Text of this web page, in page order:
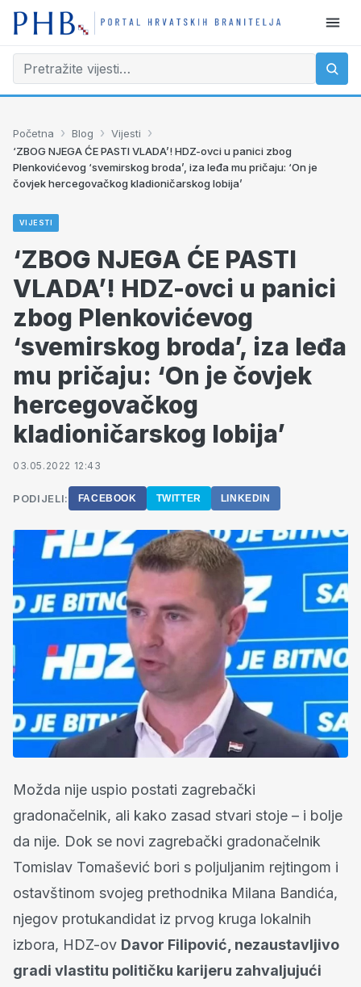
Početna › Blog › Vijesti ›
‘ZBOG NJEGA ĆE PASTI VLADA’! HDZ-ovci u panici zbog
Plenkovićevog ‘svemirskog broda’, iza leđa mu pričaju: ‘On je
čovjek hercegovačkog kladioničarskog lobija’
VIJESTI
‘ZBOG NJEGA ĆE PASTI
VLADA’! HDZ-ovci u panici
zbog Plenkovićevog
‘svemirskog broda’, iza leđa
mu pričaju: ‘On je čovjek
hercegovačkog
kladioničarskog lobija’
03.05.2022 12:43
PODIJELI: FACEBOOK TWITTER LINKEDIN
Možda nije uspio postati zagrebački
gradonačelnik, ali kako zasad stvari stoje – i bolje
da nije. Dok se novi zagrebački gradonačelnik
Tomislav Tomašević bori s poljuljanim rejtingom i
ostavštinom svojeg prethodnika Milana Bandića,
njegov protukandidat iz prvog kruga lokalnih
izbora, HDZ-ov Davor Filipović, nezaustavljivo
gradi vlastitu političku karijeru zahvaljujući